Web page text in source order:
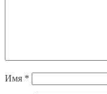
Имя *